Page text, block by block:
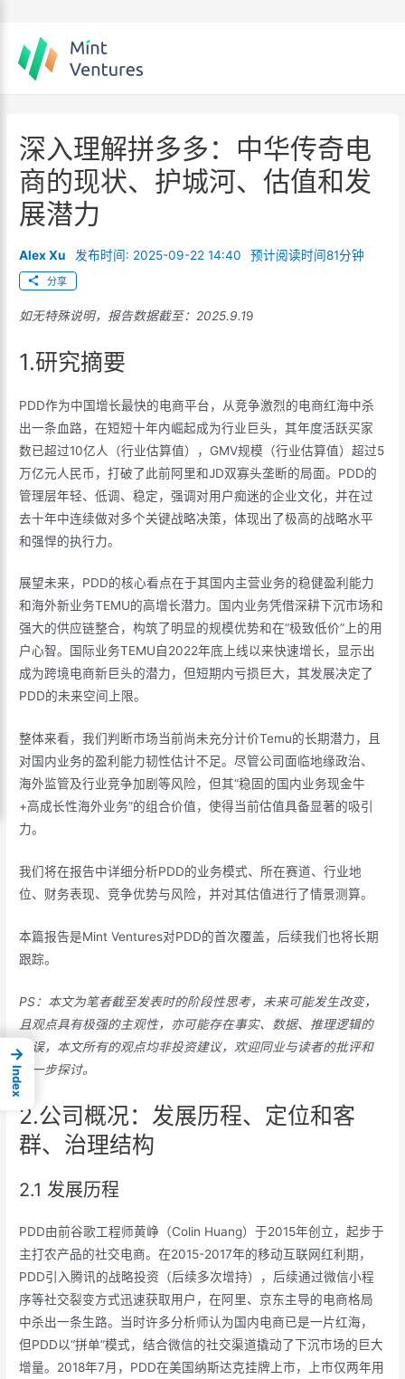
content
深入理解拼多多：中华传奇电
商的现状、护城河、估值和发
展潜力
Alex Xu 发布时间: 2025-09-22 14:40 预计阅读时间81分钟
分享
如无特殊说明，报告数据截至：2025.9.19
1.研究摘要
PDD作为中国增长最快的电商平台，从竞争激烈的电商红海中杀
出一条血路，在短短十年内崛起成为行业巨头，其年度活跃买家
数已超过10亿人（行业估算值），GMV规模（行业估算值）超过5
万亿元人民币，打破了此前阿里和JD双寡头垄断的局面。PDD的
管理层年轻、低调、稳定，强调对用户痴迷的企业文化，并在过
去十年中连续做对多个关键战略决策，体现出了极高的战略水平
和强悍的执行力。
展望未来，PDD的核心看点在于其国内主营业务的稳健盈利能力
和海外新业务TEMU的高增长潜力。国内业务凭借深耕下沉市场和
强大的供应链整合，构筑了明显的规模优势和在“极致低价”上的用
户心智。国际业务TEMU自2022年底上线以来快速增长，显示出
成为跨境电商新巨头的潜力，但短期内亏损巨大，其发展决定了
PDD的未来空间上限。
整体来看，我们判断市场当前尚未充分计价Temu的长期潜力，且
对国内业务的盈利能力韧性估计不足。尽管公司面临地缘政治、
海外监管及行业竞争加剧等风险，但其“稳固的国内业务现金牛
+高成长性海外业务”的组合价值，使得当前估值具备显著的吸引
力。
我们将在报告中详细分析PDD的业务模式、所在赛道、行业地
位、财务表现、竞争优势与风险，并对其估值进行了情景测算。
本篇报告是Mint Ventures对PDD的首次覆盖，后续我们也将长期
跟踪。
PS：本文为笔者截至发表时的阶段性思考，未来可能发生改变，
且观点具有极强的主观性，亦可能存在事实、数据、推理逻辑的
错误，本文所有的观点均非投资建议，欢迎同业与读者的批评和
进一步探讨。
2.公司概况：发展历程、定位和客
群、治理结构
2.1 发展历程
PDD由前谷歌工程师黄峥（Colin Huang）于2015年创立，起步于
主打农产品的社交电商。在2015-2017年的移动互联网红利期，
PDD引入腾讯的战略投资（后续多次增持），后续通过微信小程
序等社交裂变方式迅速获取用户，在阿里、京东主导的电商格局
中杀出一条生路。当时许多分析师认为国内电商已是一片红海，
但PDD以“拼单”模式，结合微信的社交渠道撬动了下沉市场的巨大
增量。2018年7月，PDD在美国纳斯达克挂牌上市，上市仅两年用
→
Index